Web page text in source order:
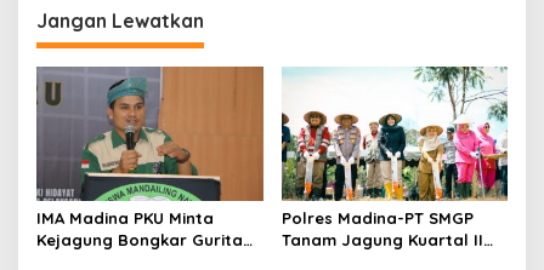
Jangan Lewatkan
IMA Madina PKU Minta
Kejagung Bongkar Gurita
Polres Madina-PT SMGP
Tanam Jagung Kuartal II